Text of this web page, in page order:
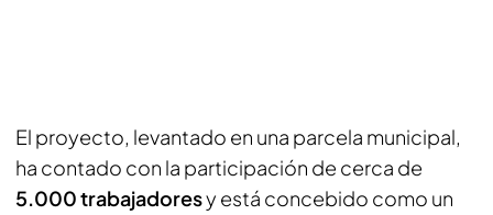
El proyecto, levantado en una parcela municipal,
ha contado con la participación de cerca de
5.000 trabajadoresy está concebido como un